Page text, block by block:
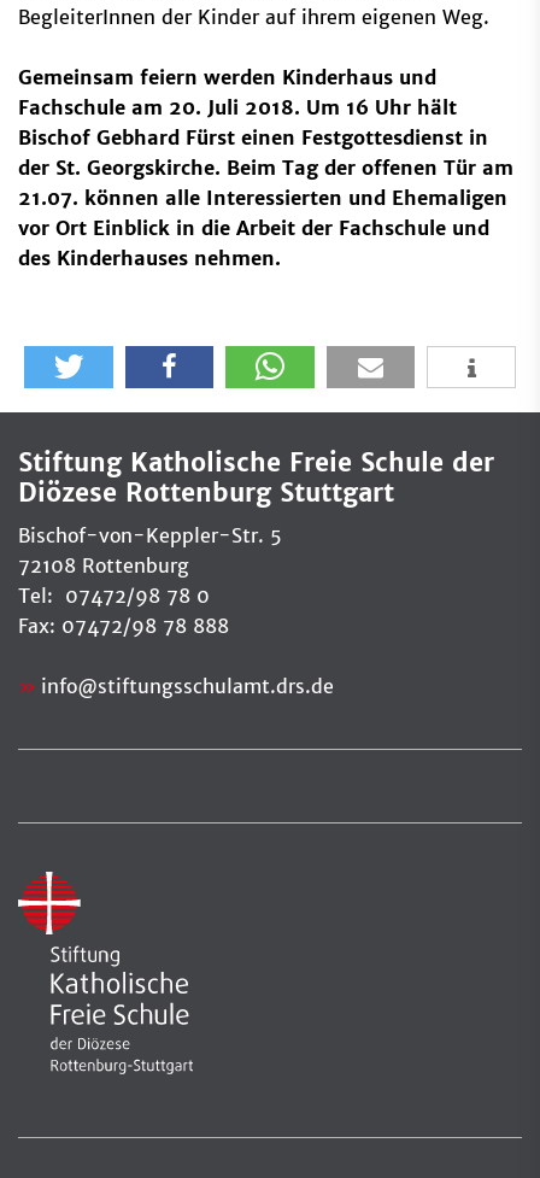
BegleiterInnen der Kinder auf ihrem eigenen Weg.
Gemeinsam feiern werden Kinderhaus und
Fachschule am 20. Juli 2018. Um 16 Uhr hält
Bischof Gebhard Fürst einen Festgottesdienst in
der St. Georgskirche. Beim Tag der offenen Tür am
21.07. können alle Interessierten und Ehemaligen
vor Ort Einblick in die Arbeit der Fachschule und
des Kinderhauses nehmen.
Stiftung Katholische Freie Schule der
Diözese Rottenburg Stuttgart
Bischof-von-Keppler-Str. 5
72108 Rottenburg
Tel: 07472/98 78 0
Fax: 07472/98 78 888
info@stiftungsschulamt.drs.de